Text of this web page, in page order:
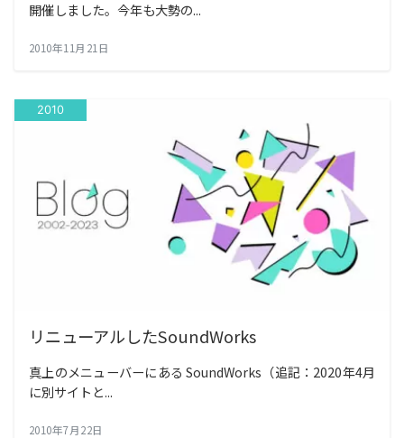
開催しました。今年も大勢の...
2010年11月21日
2010
リニューアルしたSoundWorks
真上のメニューバーにある SoundWorks（追記：2020年4月
に別サイトと...
2010年7月22日